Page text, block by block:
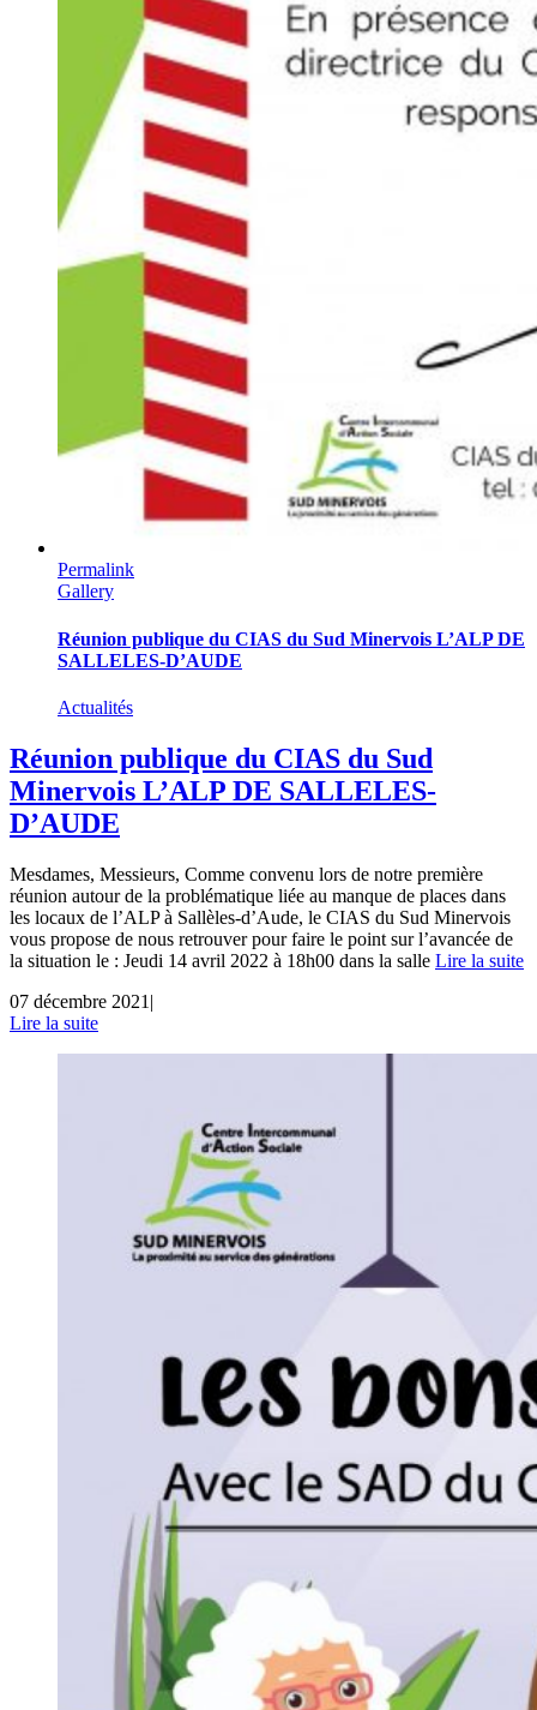
Permalink
Gallery
Réunion publique du CIAS du Sud Minervois L’ALP DE
SALLELES-D’AUDE
Actualités
Réunion publique du CIAS du Sud
Minervois L’ALP DE SALLELES-
D’AUDE
Mesdames, Messieurs, Comme convenu lors de notre première
réunion autour de la problématique liée au manque de places dans
les locaux de l’ALP à Sallèles-d’Aude, le CIAS du Sud Minervois
vous propose de nous retrouver pour faire le point sur l’avancée de
la situation le : Jeudi 14 avril 2022 à 18h00 dans la salle Lire la suite
07 décembre 2021 |
Lire la suite